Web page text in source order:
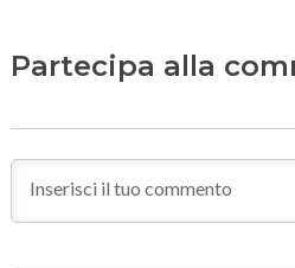
Partecipa alla